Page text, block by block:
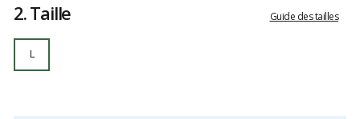
2.Taille Guide des tailles
L